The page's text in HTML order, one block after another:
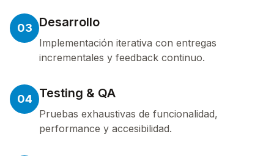
03 Desarrollo
Implementación iterativa con entregas
incrementales y feedback continuo.
04 Testing & QA
Pruebas exhaustivas de funcionalidad,
performance y accesibilidad.